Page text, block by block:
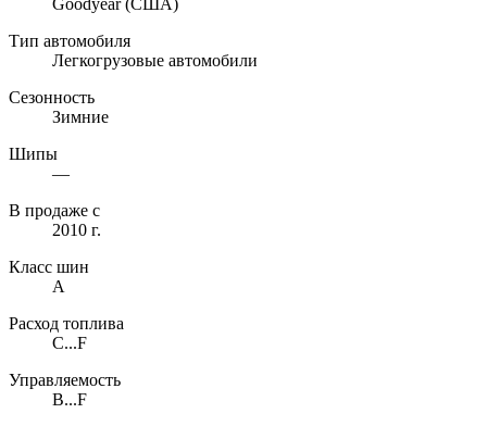
Goodyear(США)
Тип автомобиля
Легкогрузовые автомобили
Сезонность
Зимние
Шипы
—
В продаже с
2010 г.
Класс шин
A
Расход топлива
C...F
Управляемость
B...F